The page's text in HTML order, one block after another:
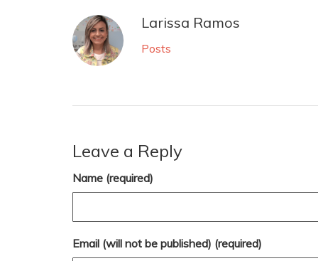
Larissa Ramos
Posts
Leave a Reply
Name (required)
Email (will not be published) (required)